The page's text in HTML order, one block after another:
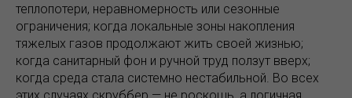
теплопотери, неравномерность или сезонные
ограничения; когда локальные зоны накопления
тяжелых газов продолжают жить своей жизнью;
когда санитарный фон и ручной труд ползут вверх;
когда среда стала системно нестабильной. Во всех